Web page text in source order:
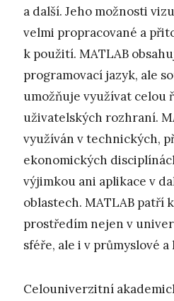
a další. Jeho možnosti
velmi propracované a
k použití. MATLAB
programovací jazyk, ale
umožňuje využívat celou
uživatelských rozhraní.
využíván v technických,
ekonomických
výjimkou ani aplikace v
oblastech. MATLAB patří
prostředím nejen v
sféře, ale i v průmyslové
Celouniverzitní